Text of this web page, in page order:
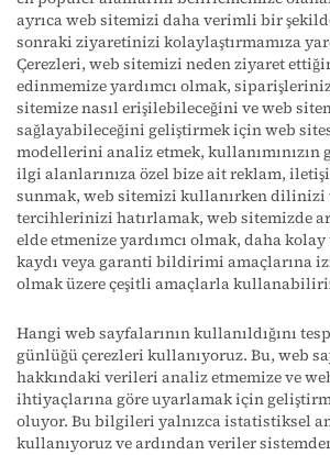
ayrıca web sitemizi daha verimli bir
sonraki ziyaretinizi kolaylaştırmamıza
Çerezleri, web sitemizi neden ziyaret
edinmemize yardımcı olmak,
sitemize nasıl erişilebileceğini ve web
sağlayabileceğini geliştirmek için web
modellerini analiz etmek, kullanımınızın
ilgi alanlarınıza özel bize ait reklam,
sunmak, web sitemizi kullanırken dilinizi
tercihlerinizi hatırlamak, web sitemizde
elde etmenize yardımcı olmak, daha
kaydı veya garanti bildirimi amaçlarına
olmak üzere çeşitli amaçlarla
Hangi web sayfalarının kullanıldığını
günlüğü çerezleri kullanıyoruz. Bu, web
hakkındaki verileri analiz etmemize ve
ihtiyaçlarına göre uyarlamak için
oluyor. Bu bilgileri yalnızca istatistiksel
kullanıyoruz ve ardından veriler